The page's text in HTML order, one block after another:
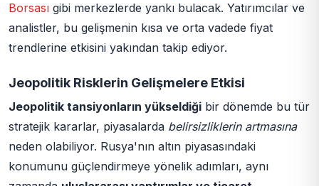
Borsası gibi merkezlerde yankı bulacak. Yatırımcılar ve
analistler, bu gelişmenin kısa ve orta vadede fiyat
trendlerine etkisini yakından takip ediyor.
Jeopolitik Risklerin Gelişmelere Etkisi
Jeopolitik tansiyonların yükseldiği bir dönemde bu tür
stratejik kararlar, piyasalarda belirsizliklerin artmasına
neden olabiliyor. Rusya'nın altın piyasasındaki
konumunu güçlendirmeye yönelik adımları, aynı